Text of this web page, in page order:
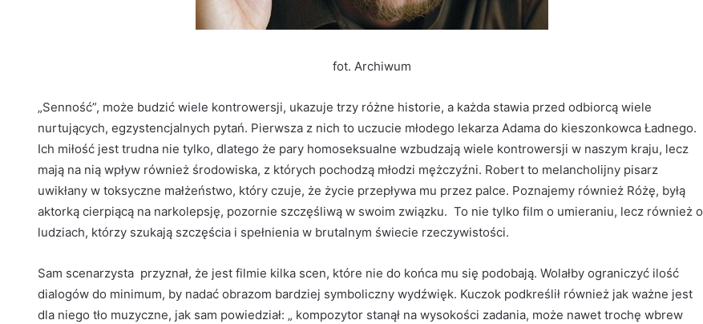
fot. Archiwum
„Senność”, może budzić wiele kontrowersji, ukazuje trzy różne historie, a każda stawia przed odbiorcą wiele
nurtujących, egzystencjalnych pytań. Pierwsza z nich to uczucie młodego lekarza Adama do kieszonkowca Ładnego.
Ich miłość jest trudna nie tylko, dlatego że pary homoseksualne wzbudzają wiele kontrowersji w naszym kraju, lecz
mają na nią wpływ również środowiska, z których pochodzą młodzi mężczyźni. Robert to melancholijny pisarz
uwikłany w toksyczne małżeństwo, który czuje, że życie przepływa mu przez palce. Poznajemy również Różę, byłą
aktorką cierpiącą na narkolepsję, pozornie szczęśliwą w swoim związku. To nie tylko film o umieraniu, lecz również o
ludziach, którzy szukają szczęścia i spełnienia w brutalnym świecie rzeczywistości.
Sam scenarzysta przyznał, że jest filmie kilka scen, które nie do końca mu się podobają. Wolałby ograniczyć ilość
dialogów do minimum, by nadać obrazom bardziej symboliczny wydźwięk. Kuczok podkreślił również jak ważne jest
dla niego tło muzyczne, jak sam powiedział: „ kompozytor stanął na wysokości zadania, może nawet trochę wbrew